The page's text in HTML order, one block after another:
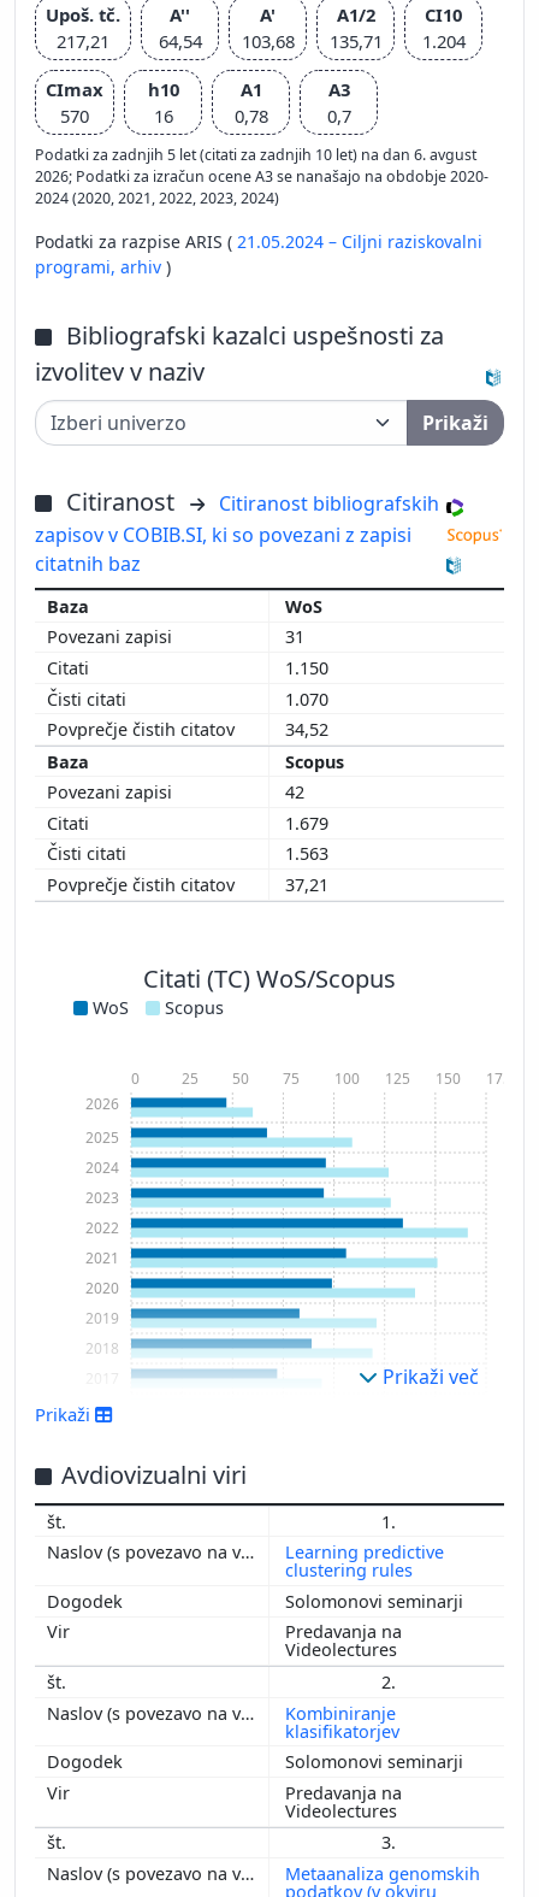
Upoš. tč.
217,21
A''
64,54
A'
103,68
A1/2
135,71
CI10
1.204
CImax
570
h10
16
A1
0,78
A3
0,7
Podatki za zadnjih 5 let (citati za zadnjih 10 let) na dan 6. avgust
2026; Podatki za izračun ocene A3 se nanašajo na obdobje 2020-
2024 (2020, 2021, 2022, 2023, 2024)
Podatki za razpise ARIS ( 21.05.2024 – Ciljni raziskovalni
programi, arhiv )
Bibliografski kazalci uspešnosti za
izvolitev v naziv
Prikaži
Citiranost
Citiranost bibliografskih
zapisov v COBIB.SI, ki so povezani z zapisi
citatnih baz
WoS
31
1.150
1.070
34,52
Scopus
42
1.679
1.563
37,21
Citati (TC) WoS/Scopus
WoS Scopus
2002
2004
2006
2011
2014
2016
2017
2018
2019
2020
2021
2022
2023
2024
2025
2026
0 25 50 75 100 125 150 175
Prikaži več
Prikaži
Avdiovizualni viri
1.
Learning predictive
clustering rules
Solomonovi seminarji
Predavanja na
Videolectures
2.
Kombiniranje
klasifikatorjev
Solomonovi seminarji
Predavanja na
Videolectures
3.
Metaanaliza genomskih
podatkov (v okviru